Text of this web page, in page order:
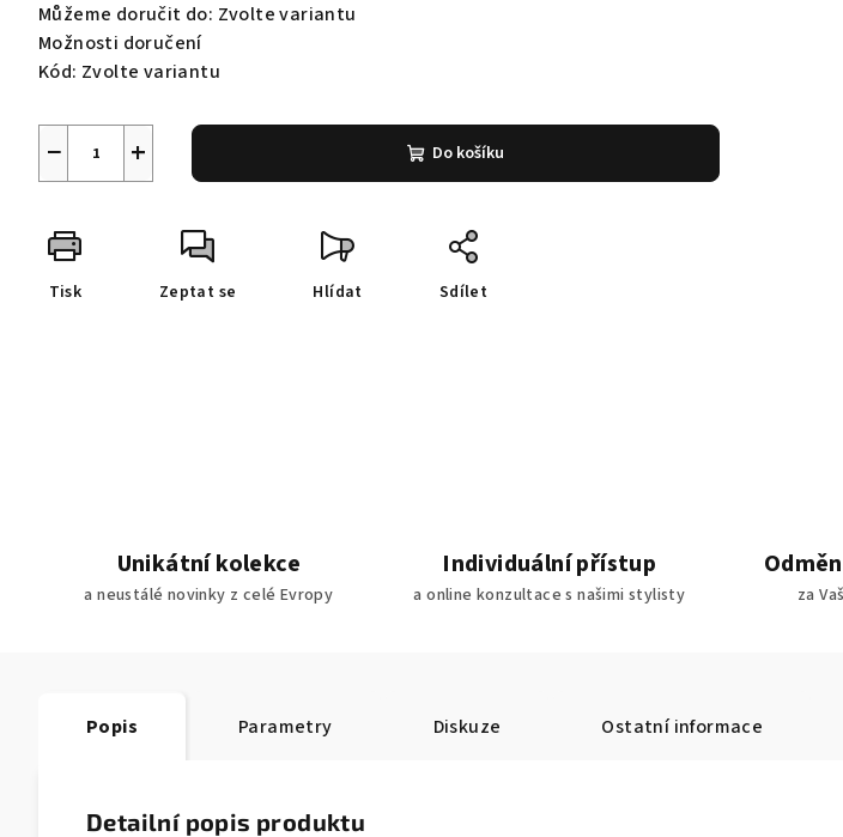
Můžeme doručit do: Zvolte variantu
Možnosti doručení
Kód: Zvolte variantu
+
− Do košíku
Tisk Zeptat se Hlídat Sdílet
Unikátní kolekce
a neustálé novinky z celé Evropy
Individuální přístup
a online konzultace s našimi stylisty za
Popis Parametry Diskuze Ostatní informace
Detailní popis produktu